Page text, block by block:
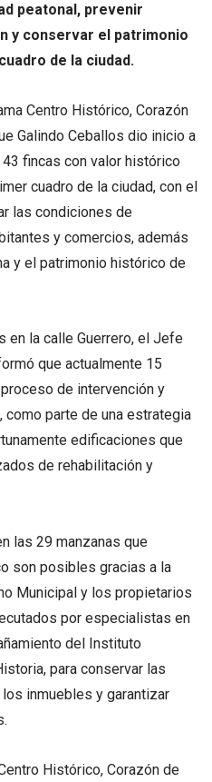
peatonal, prevenir
y conservar el patrimonio
de la ciudad.
Centro Histórico, Corazón
Galindo Ceballos dio inicio a
fincas con valor histórico
cuadro de la ciudad, con el
las condiciones de
y comercios, además
y el patrimonio histórico de
en la calle Guerrero, el Jefe
que actualmente 15
de intervención y
parte de una estrategia
edificaciones que
de rehabilitación y
las 29 manzanas que
son posibles gracias a la
Municipal y los propietarios
por especialistas en
del Instituto
para conservar las
inmuebles y garantizar
Histórico, Corazón de